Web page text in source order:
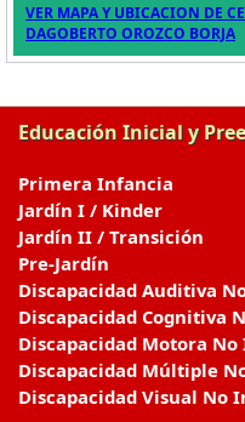
VER MAPA Y UBICACION DE
DAGOBERTO OROZCO BORJA
Educación Inicial y
Primera Infancia
Jardín I / Kinder
Jardín II / Transición
Pre-Jardín
Discapacidad Auditiva
Discapacidad Cognitiva
Discapacidad Motora
Discapacidad Múltiple
Discapacidad Visual No